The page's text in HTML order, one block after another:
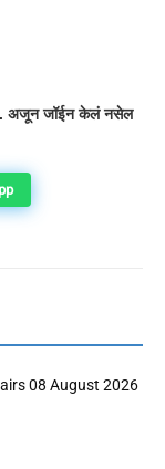
अजून जॉईन केलं नसेल
08 August 2026